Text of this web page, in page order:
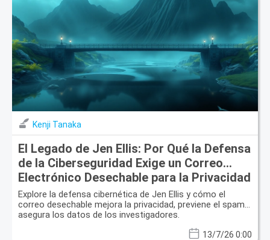
Kenji Tanaka
El Legado de Jen Ellis: Por Qué la Defensa
de la Ciberseguridad Exige un Correo
Electrónico Desechable para la Privacidad
Suprema
Explore la defensa cibernética de Jen Ellis y cómo el
correo desechable mejora la privacidad, previene el spam y
asegura los datos de los investigadores.
13/7/26 0:00